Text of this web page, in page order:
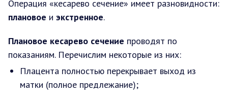
Операция «кесарево сечение» имеет разновидности:
плановое и экстренное.
Плановое кесарево сечение проводят по
показаниям. Перечислим некоторые из них:
Плацента полностью перекрывает выход из
матки (полное предлежание);